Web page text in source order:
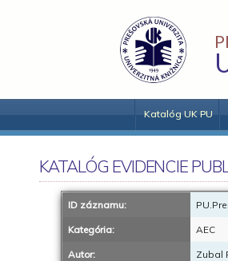
Katalóg UK PU
KATALÓG EVIDENCIE
ID záznamu:
Kategória: AEC
Autor: Zubal